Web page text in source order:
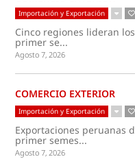
Importación y Exportación
Cinco regiones lideran
primer se...
Agosto 7, 2026
COMERCIO EXTERIOR
Importación y Exportación
Exportaciones peruanas
primer semes...
Agosto 7, 2026